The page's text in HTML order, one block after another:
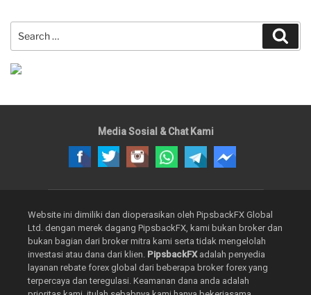
for:
Media Sosial & Chat Kami
Website ini dimiliki dan dioperasikan oleh PipsbackFX Global
Ltd. dengan merek dagang PipsbackFX, kami bukan broker dan
bukan bagian dari broker mitra kami serta tidak mengelolah
investasi atau dana dari klien. PipsbackFXadalah penyedia
layanan rebate forex global dari beberapa broker forex yang
terpercaya dan teregulasi. Keamanan dana anda adalah